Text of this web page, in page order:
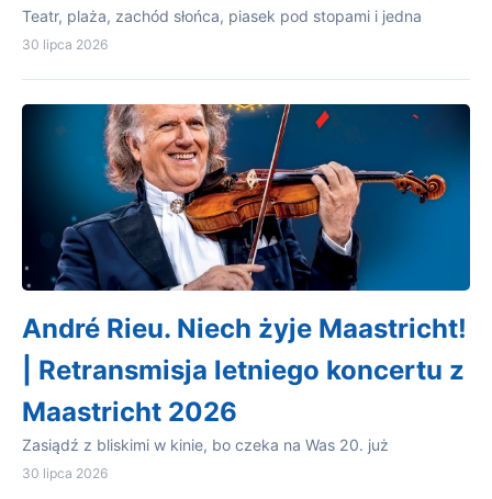
Teatr, plaża, zachód słońca, piasek pod stopami i jedna
30 lipca 2026
André Rieu. Niech żyje Maastricht!
| Retransmisja letniego koncertu z
Maastricht 2026
Zasiądź z bliskimi w kinie, bo czeka na Was 20. już
30 lipca 2026